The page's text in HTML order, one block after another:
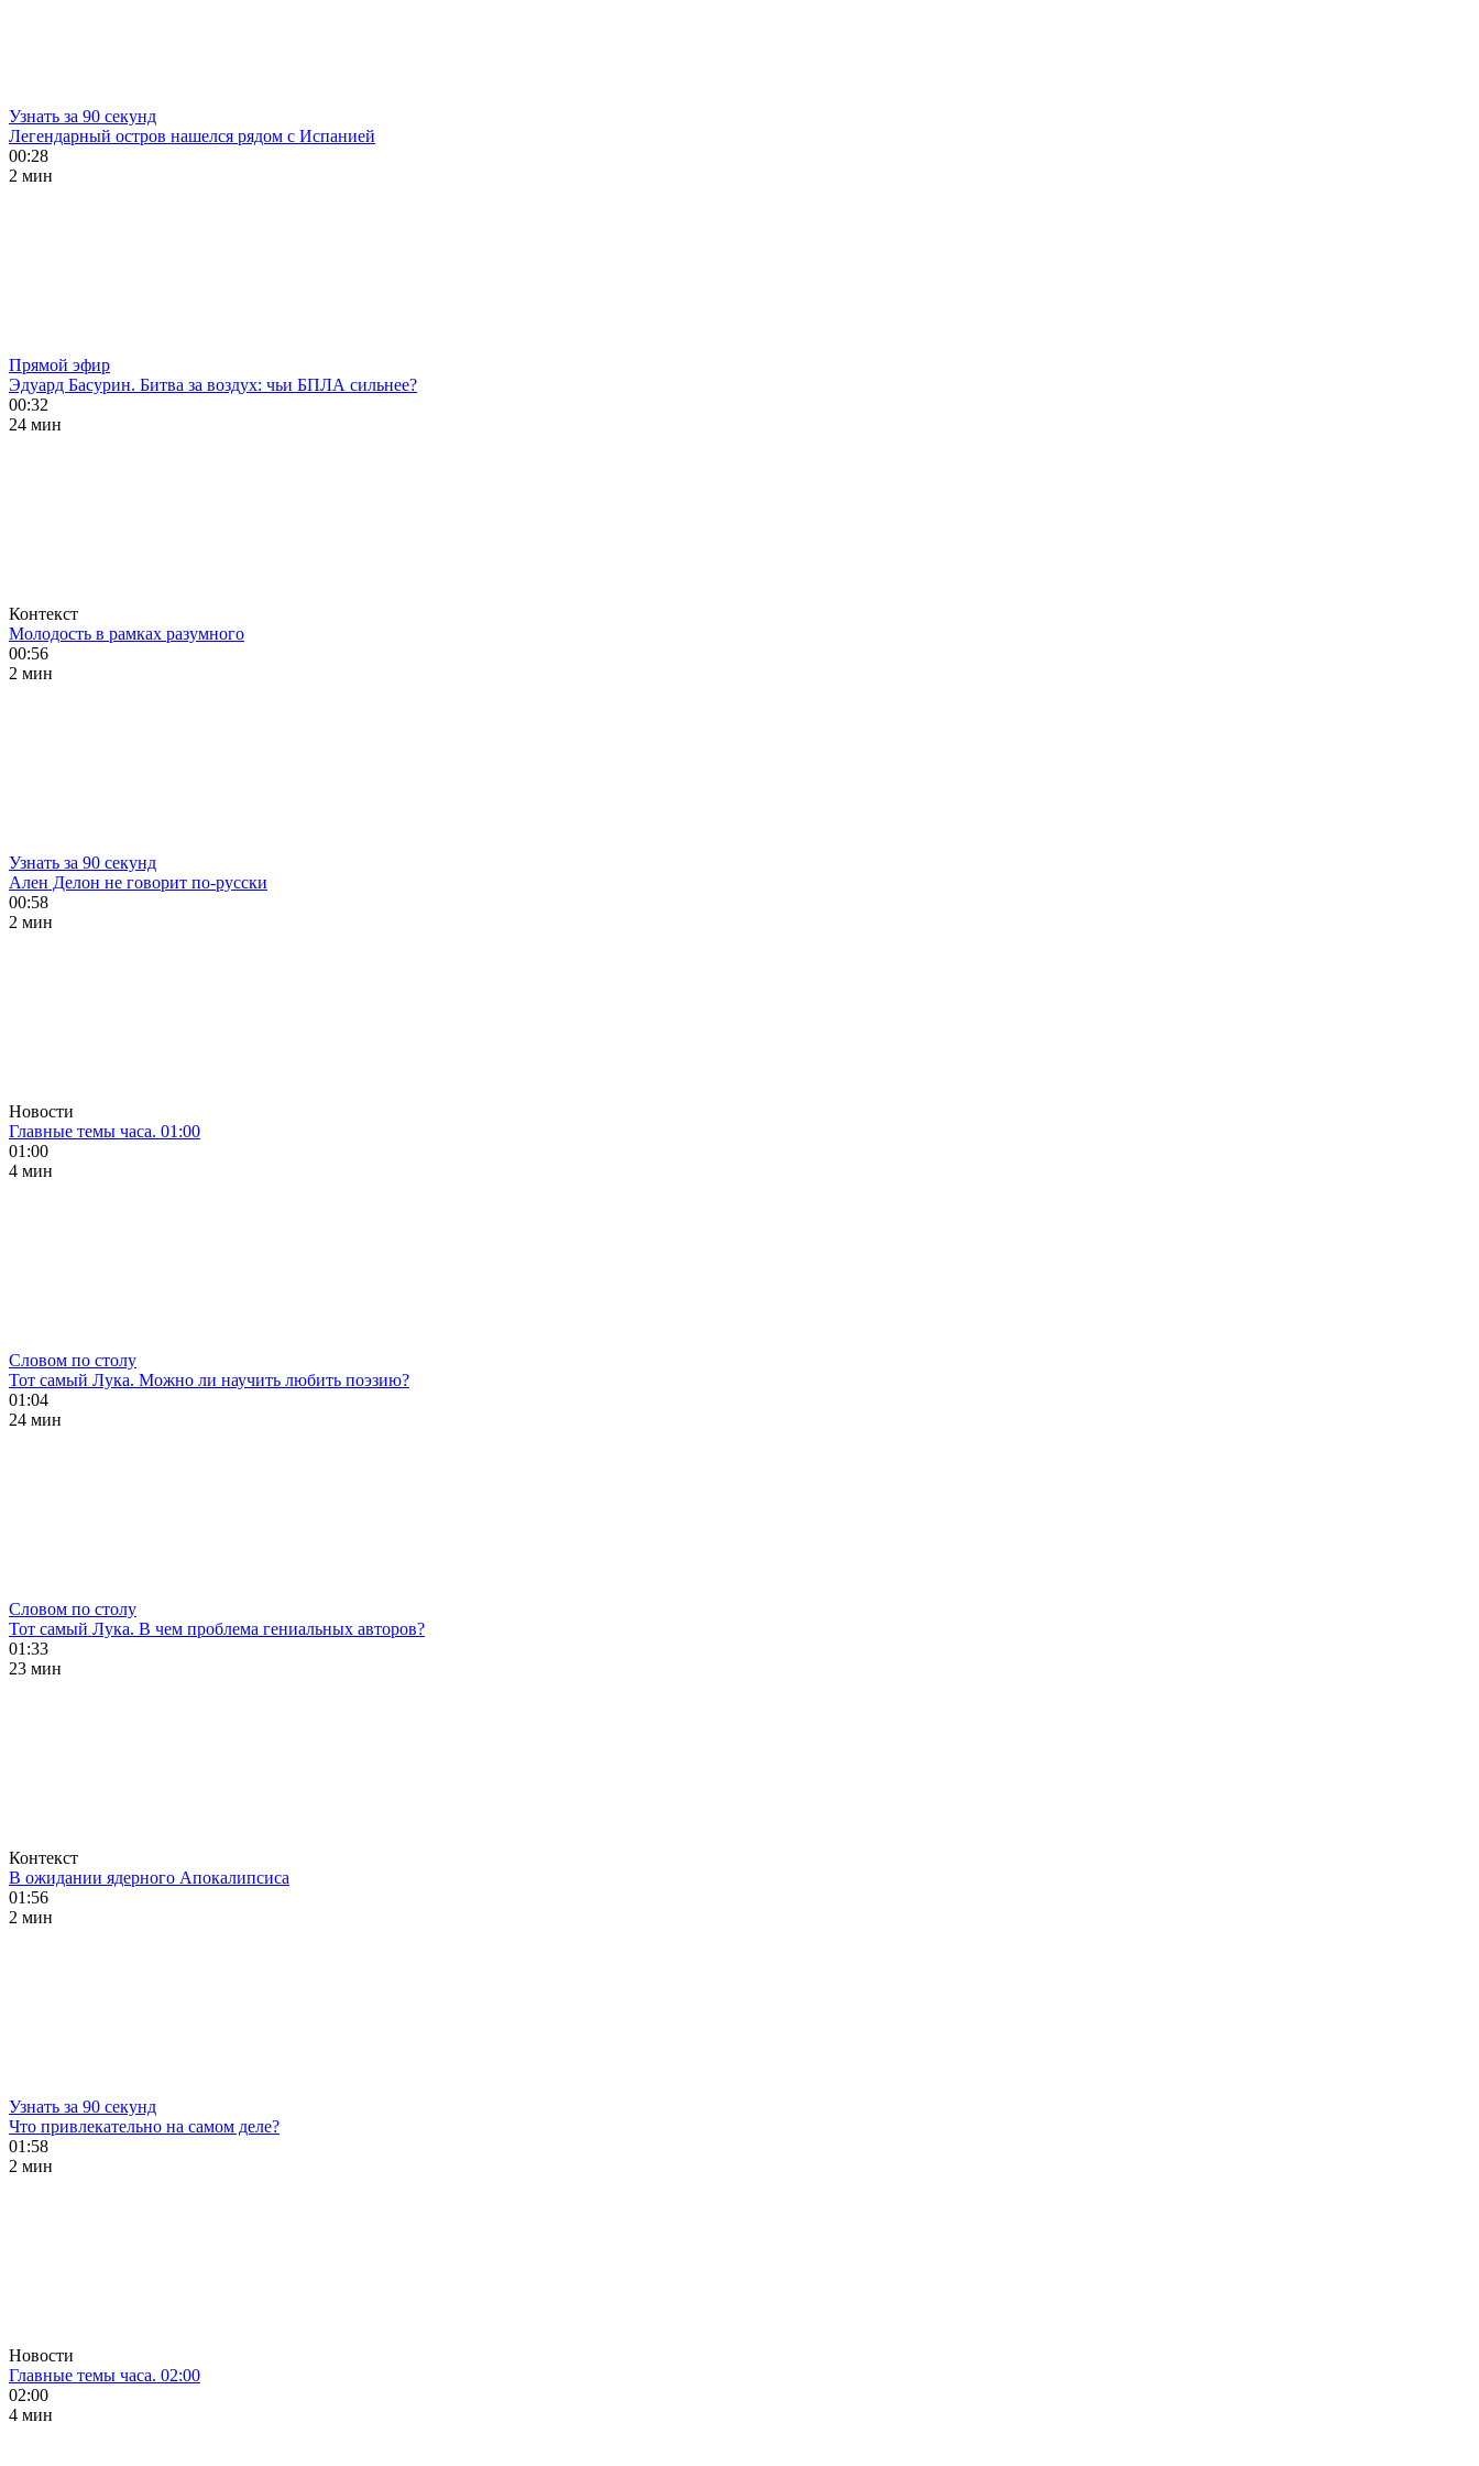
Узнать за 90 секунд
Легендарный остров нашелся рядом с Испанией
00:28
2 мин
Прямой эфир
Эдуард Басурин. Битва за воздух: чьи БПЛА сильнее?
00:32
24 мин
Контекст
Молодость в рамках разумного
00:56
2 мин
Узнать за 90 секунд
Ален Делон не говорит по-русски
00:58
2 мин
Новости
Главные темы часа. 01:00
01:00
4 мин
Словом по столу
Тот самый Лука. Можно ли научить любить поэзию?
01:04
24 мин
Словом по столу
Тот самый Лука. В чем проблема гениальных авторов?
01:33
23 мин
Контекст
В ожидании ядерного Апокалипсиса
01:56
2 мин
Узнать за 90 секунд
Что привлекательно на самом деле?
01:58
2 мин
Новости
Главные темы часа. 02:00
02:00
4 мин